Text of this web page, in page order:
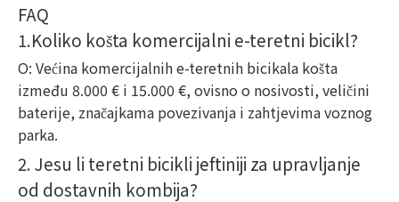
FAQ
1.Koliko košta komercijalni e-teretni bicikl?
O: Većina komercijalnih e-teretnih bicikala košta
između 8.000 € i 15.000 €, ovisno o nosivosti, veličini
baterije, značajkama povezivanja i zahtjevima voznog
parka.
2. Jesu li teretni bicikli jeftiniji za upravljanje
od dostavnih kombija?